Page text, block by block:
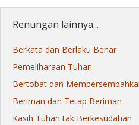
Renungan lainnya...
Berkata dan Berlaku Benar
Pemeliharaan Tuhan
Bertobat dan
Beriman dan Tetap Beriman
Kasih Tuhan tak Berkesudahan